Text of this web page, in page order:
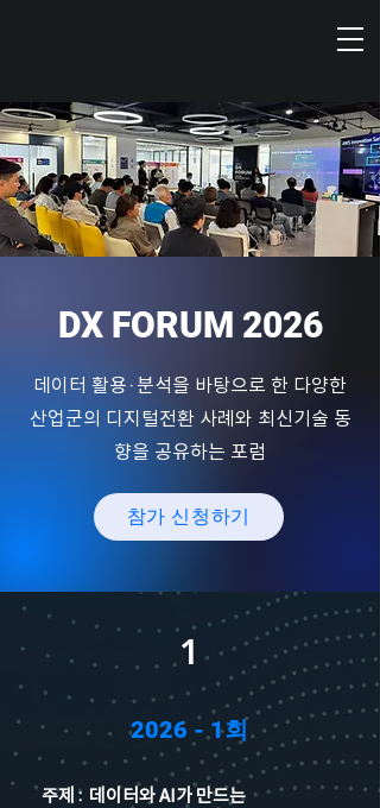
DX FORUM 2026
데이터 활용·분석을 바탕으로 한 다양한
산업군의 디지털전환 사례와 최신기술 동
향을 공유하는 포럼
참가 신청하기
1
2026 - 1회
주제 : 데이터와 AI가 만드는